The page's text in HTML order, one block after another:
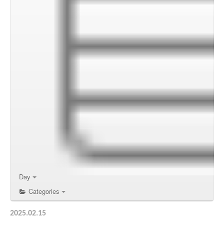
Day
Categories
2025.02.15
02:00
03:00